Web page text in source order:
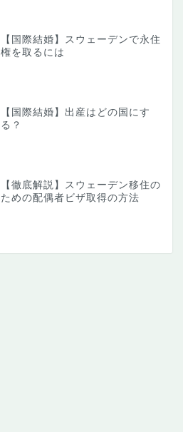
【国際結婚】スウェーデンで永住
権を取るには
【国際結婚】出産はどの国にす
る？
【徹底解説】スウェーデン移住の
ための配偶者ビザ取得の方法